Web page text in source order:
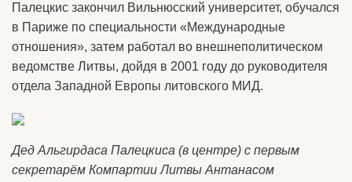
Палецкис закончил Вильнюсский университет, обучался
в Париже по специальности «Международные
отношения», затем работал во внешнеполитическом
ведомстве Литвы, дойдя в 2001 году до руководителя
отдела Западной Европы литовского МИД.
Дед Альгирдаса Палецкиса (в центре) с первым
секретарём Компартии Литвы Антанасом